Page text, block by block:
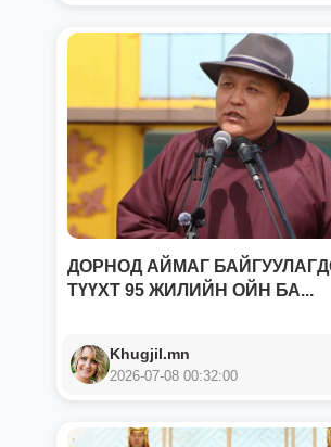
ДОРНОД АЙМАГ
ТҮҮХТ 95 ЖИЛИЙН ОЙН БА...
Khugjil.mn
2026-07-08 00:32:00